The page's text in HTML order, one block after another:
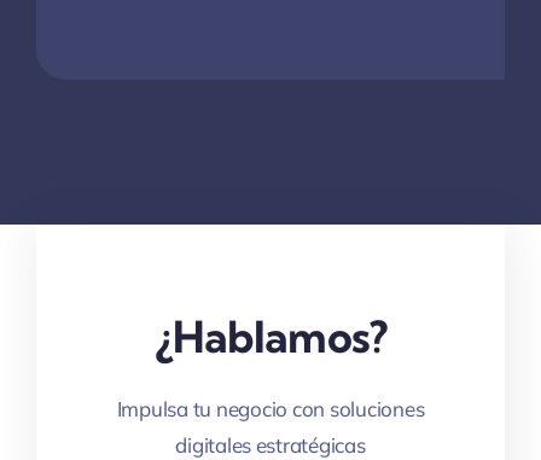
¿Hablamos?
Impulsa tu negocio con soluciones
digitales estratégicas